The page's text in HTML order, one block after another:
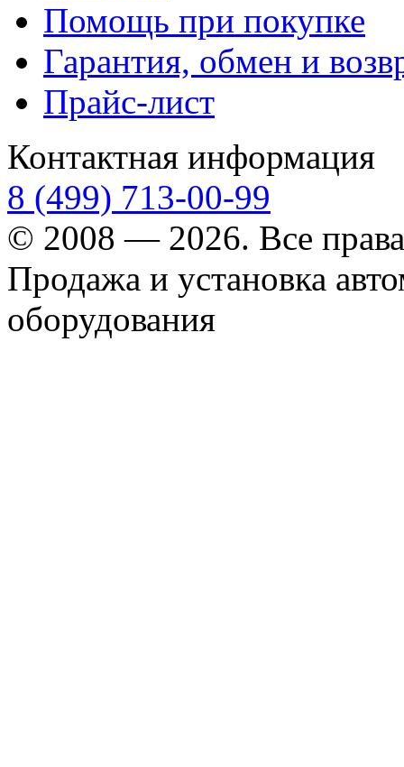
Помощь при покупке
Гарантия, обмен и
Прайс-лист
Контактная информация
8 (499) 713-00-99
© 2008 — 2026. Все
Продажа и установка
оборудования